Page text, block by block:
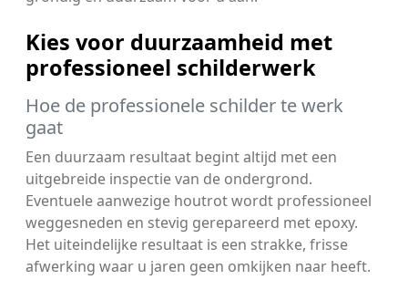
Kies voor duurzaamheid met
professioneel schilderwerk
Hoe de professionele schilder te werk
gaat
Een duurzaam resultaat begint altijd met een
uitgebreide inspectie van de ondergrond.
Eventuele aanwezige houtrot wordt professioneel
weggesneden en stevig gerepareerd met epoxy.
Het uiteindelijke resultaat is een strakke, frisse
afwerking waar u jaren geen omkijken naar heeft.